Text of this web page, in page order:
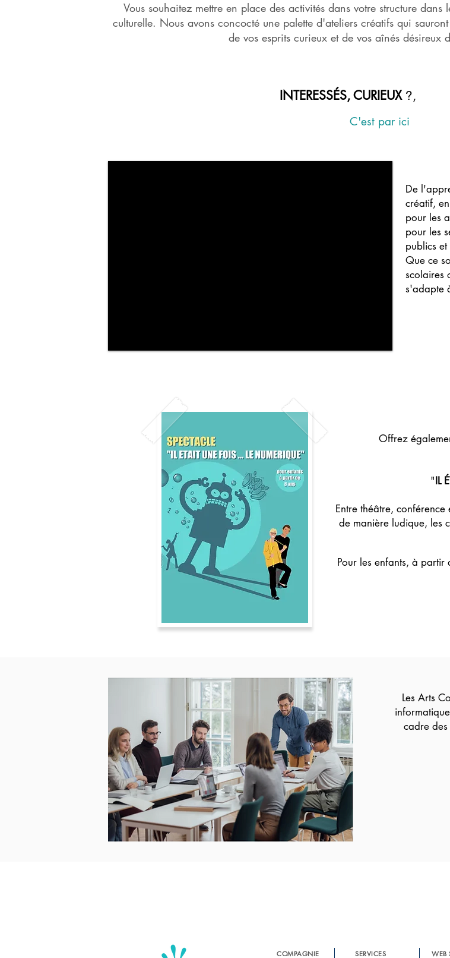
Vous souhaitez mettre en place des activités dans votre structure dans
culturelle. Nous avons concocté une palette d'ateliers créatifs qui
de vos esprits curieux et de vos aînés désireux
INTERESSÉS, CURIEUX ?,
C'est par ici
De
créatif,
pour les
pour les
publics
Que ce
scolaires
s'adapte
Offrez
"IL
Entre théâtre,
de manière ludique, les
Pour les enfants, à partir
Les Arts
cadre
COMPAGNIE SERVICES WEB